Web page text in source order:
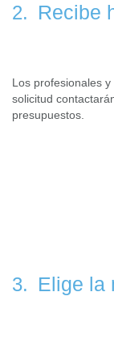
2. Recibe
Los profesionales
solicitud
presupuestos.
3. Elige la